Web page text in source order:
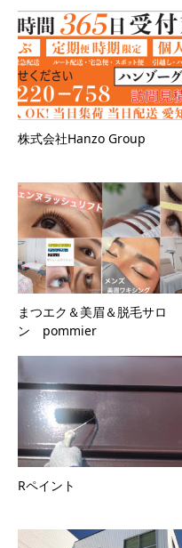
株式会社Hanzo Group
まつエク＆美眉＆脱毛サロ
ン pommier
Rペイント